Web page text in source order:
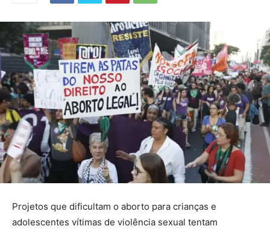
Projetos que dificultam o aborto para crianças e
adolescentes vítimas de violência sexual tentam